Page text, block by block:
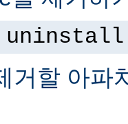
uninstall
거할 아파